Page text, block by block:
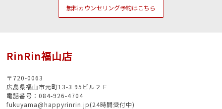
無料カウンセリング予約はこちら
RinRin福山店
〒720-0063
広島県福山市元町13-3 95ビル２Ｆ
電話番号：084-926-4704
fukuyama@happyrinrin.jp(24時間受付中)